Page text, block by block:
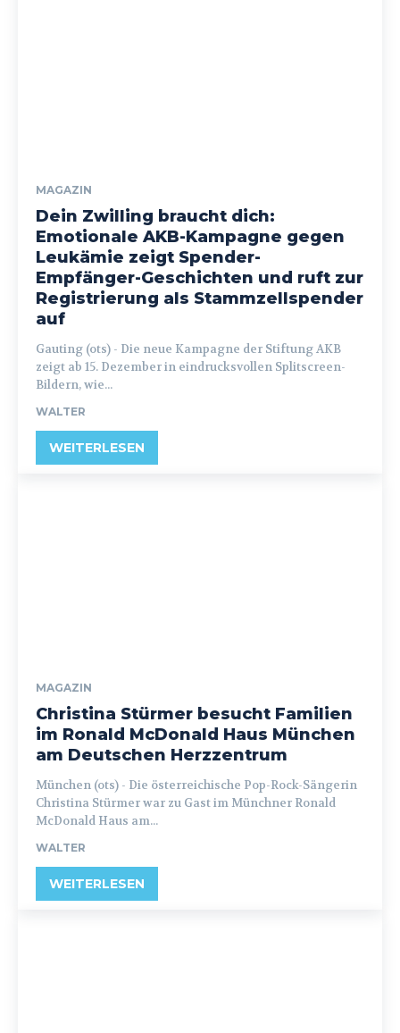
MAGAZIN
Dein Zwilling braucht dich:
Emotionale AKB-Kampagne gegen
Leukämie zeigt Spender-
Empfänger-Geschichten und ruft zur
Registrierung als Stammzellspender
auf
Gauting (ots) - Die neue Kampagne der Stiftung AKB
zeigt ab 15. Dezember in eindrucksvollen Splitscreen-
Bildern, wie...
WALTER
WEITERLESEN
MAGAZIN
Christina Stürmer besucht Familien
im Ronald McDonald Haus München
am Deutschen Herzzentrum
München (ots) - Die österreichische Pop-Rock-Sängerin
Christina Stürmer war zu Gast im Münchner Ronald
McDonald Haus am...
WALTER
WEITERLESEN